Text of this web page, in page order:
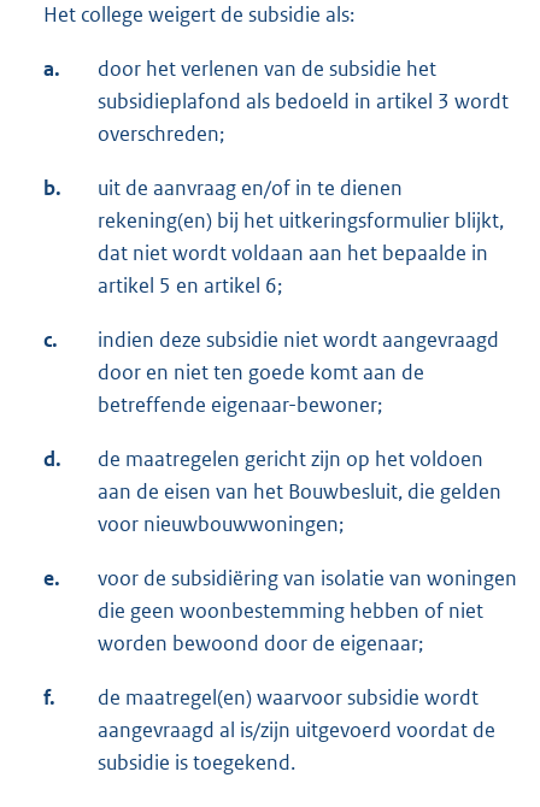
Het college weigert de subsidie als:
a.
door het verlenen van de subsidie het
subsidieplafond als bedoeld in artikel 3 wordt
overschreden;
b.
uit de aanvraag en/of in te dienen
rekening(en) bij het uitkeringsformulier blijkt,
dat niet wordt voldaan aan het bepaalde in
artikel 5 en artikel 6;
c.
indien deze subsidie niet wordt aangevraagd
door en niet ten goede komt aan de
betreffende eigenaar-bewoner;
d.
de maatregelen gericht zijn op het voldoen
aan de eisen van het Bouwbesluit, die gelden
voor nieuwbouwwoningen;
e.
voor de subsidiëring van isolatie van woningen
die geen woonbestemming hebben of niet
worden bewoond door de eigenaar;
f.
de maatregel(en) waarvoor subsidie wordt
aangevraagd al is/zijn uitgevoerd voordat de
subsidie is toegekend.